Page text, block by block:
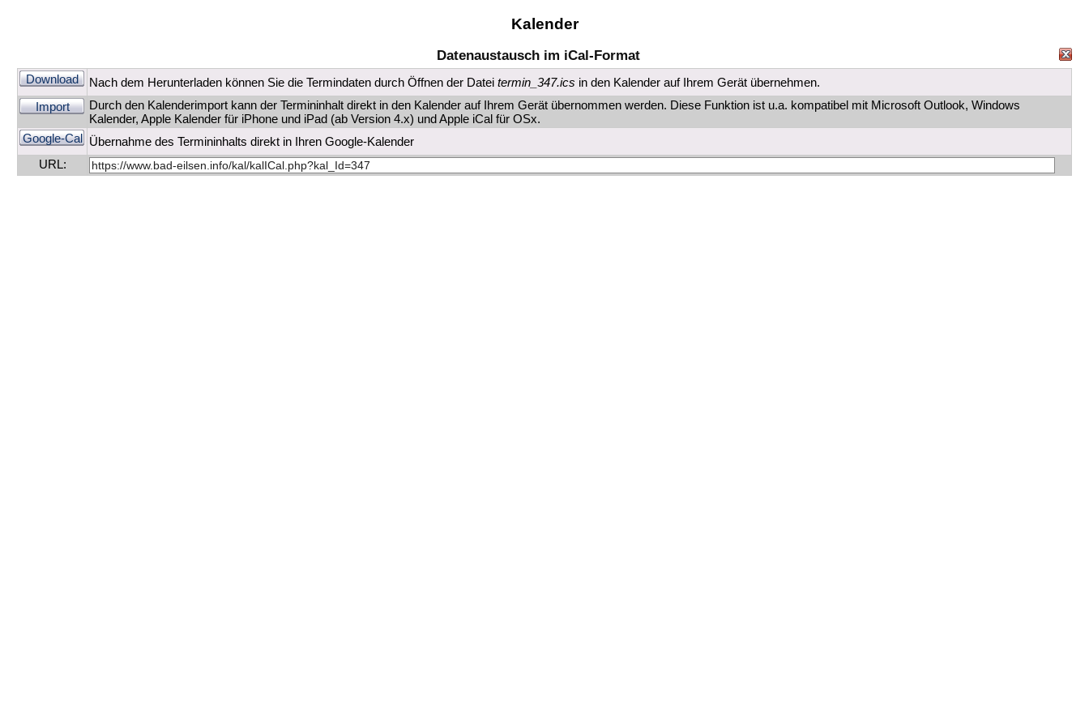
Kalender
Datenaustausch im iCal-Format
Download Nach dem Herunterladen können Sie die Termindaten durch Öffnen der Dateitermin_347.ics in den Kalender auf Ihrem Gerät übernehmen.
Import
Durch den Kalenderimport kann der Termininhalt direkt in den Kalender auf Ihrem Gerät übernommen werden. Diese Funktion ist u.a. kompatibel mit Microsoft Outlook, Windows
Kalender, Apple Kalender für iPhone und iPad (ab Version 4.x) und Apple iCal für OSx.
Google-Cal Übernahme des Termininhalts direkt in Ihren Google-Kalender
URL: